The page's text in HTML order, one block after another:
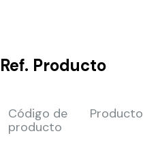
Ref. Producto
Código de
producto
Producto